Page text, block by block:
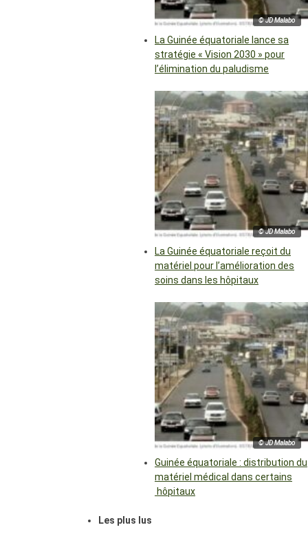
© JD Malabo
La Guinée équatoriale lance sa
stratégie « Vision 2030 » pour
l’élimination du paludisme
© JD Malabo
La Guinée équatoriale reçoit du
matériel pour l’amélioration des
soins dans les hôpitaux
© JD Malabo
Guinée équatoriale : distribution du
matériel médical dans certains
hôpitaux
Les plus lus